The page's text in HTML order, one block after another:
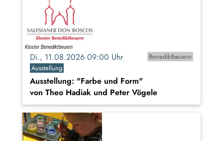
Di., 11.08.2026 09:00 Uhr
Benediktbeuern
Ausstellung
Ausstellung: "Farbe und Form"
von Theo Hadiak und Peter Vögele